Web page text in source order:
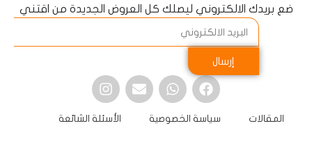
ضع بريدك الالكتروني ليصلك كل العروض الجديدة من اقتني
إرسال
المقالات سياسة الخصوصية الأسئلة الشائعة